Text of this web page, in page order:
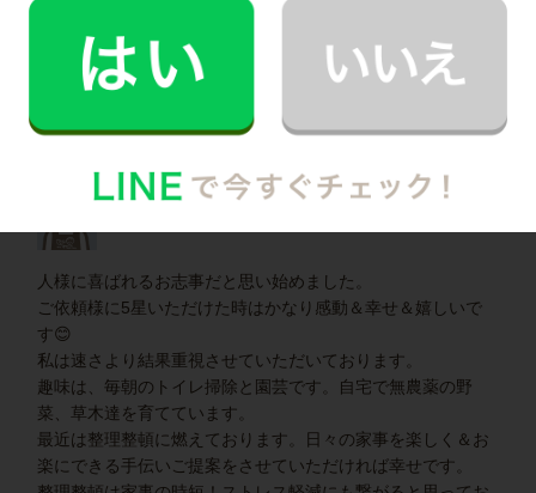
※土・日・祝のみの案件にお伺いさせていただく予定です、
また平日は仕事をしている関係でチャットが20時以降となり
ます、悪しからずご了承下さい。
人様に喜ばれるお志事だと思い始めました。
ご依頼様に5星いただけた時はかなり感動＆幸せ＆嬉しいで
す😊
私は速さより結果重視させていただいております。
趣味は、毎朝のトイレ掃除と園芸です。自宅で無農薬の野
菜、草木達を育てています。
最近は整理整頓に燃えております。日々の家事を楽しく＆お
楽にできる手伝いご提案をさせていただければ幸せです。